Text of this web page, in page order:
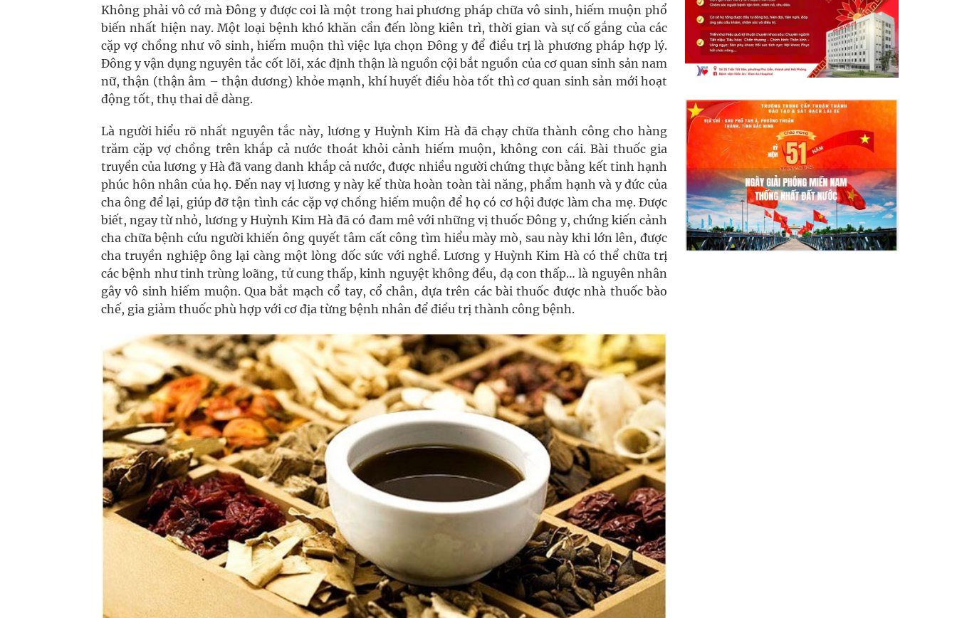
Không phải vô cớ mà Đông y được coi là một trong hai phương pháp chữa vô sinh, hiếm muộn phổ
biến nhất hiện nay. Một loại bệnh khó khăn cần đến lòng kiên trì, thời gian và sự cố gắng của các
cặp vợ chồng như vô sinh, hiếm muộn thì việc lựa chọn Đông y để điều trị là phương pháp hợp lý.
Đông y vận dụng nguyên tắc cốt lõi, xác định thận là nguồn cội bắt nguồn của cơ quan sinh sản nam
nữ, thận (thận âm – thận dương) khỏe mạnh, khí huyết điều hòa tốt thì cơ quan sinh sản mới hoạt
động tốt, thụ thai dễ dàng.
Là người hiểu rõ nhất nguyên tắc này, lương y Huỳnh Kim Hà đã chạy chữa thành công cho hàng
trăm cặp vợ chồng trên khắp cả nước thoát khỏi cảnh hiếm muộn, không con cái. Bài thuốc gia
truyền của lương y Hà đã vang danh khắp cả nước, được nhiều người chứng thực bằng kết tinh hạnh
phúc hôn nhân của họ. Đến nay vị lương y này kế thừa hoàn toàn tài năng, phẩm hạnh và y đức của
cha ông để lại, giúp đỡ tận tình các cặp vợ chồng hiếm muộn để họ có cơ hội được làm cha mẹ. Được
biết, ngay từ nhỏ, lương y Huỳnh Kim Hà đã có đam mê với những vị thuốc Đông y, chứng kiến cảnh
cha chữa bệnh cứu người khiến ông quyết tâm cất công tìm hiểu mày mò, sau này khi lớn lên, được
cha truyền nghiệp ông lại càng một lòng dốc sức với nghề. Lương y Huỳnh Kim Hà có thể chữa trị
các bệnh như tinh trùng loãng, tử cung thấp, kinh nguyệt không đều, dạ con thấp… là nguyên nhân
gây vô sinh hiếm muộn. Qua bắt mạch cổ tay, cổ chân, dựa trên các bài thuốc được nhà thuốc bào
chế, gia giảm thuốc phù hợp với cơ địa từng bệnh nhân để điều trị thành công bệnh.